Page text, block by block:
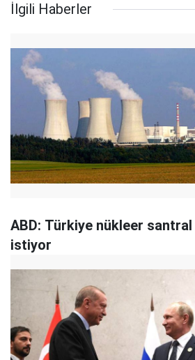
İlgili Haberler
ABD: Türkiye nükleer santral
istiyor